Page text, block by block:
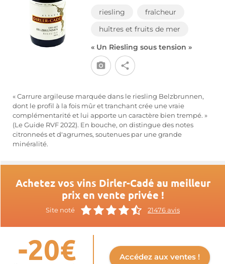
riesling
fraîcheur
huîtres et fruits de mer
« Un Riesling sous tension »
« Carrure argileuse marquée dans le riesling Belzbrunnen,
dont le profil à la fois mûr et tranchant crée une vraie
complémentarité et lui apporte un caractère bien trempé. »
(Le Guide RVF 2022). En bouche, on distingue des notes
citronneés et d'agrumes, soutenues par une grande
minéralité.
Achetez vos vins Dirler-Cadé au meilleur
prix en vente privée !
Site noté 21476 avis
-20€ Accédez aux ventes !